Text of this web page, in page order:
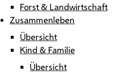
Forst & Landwirtschaft
Zusammenleben
Übersicht
Kind & Familie
Übersicht